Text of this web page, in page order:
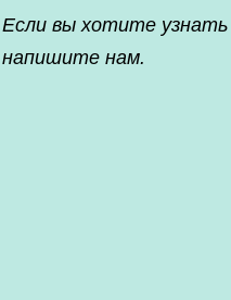
Если вы хотите узнать
напишите нам.